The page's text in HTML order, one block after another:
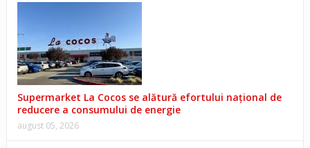
Supermarket La Cocos se alătură efortului național de
reducere a consumului de energie
august 05, 2026